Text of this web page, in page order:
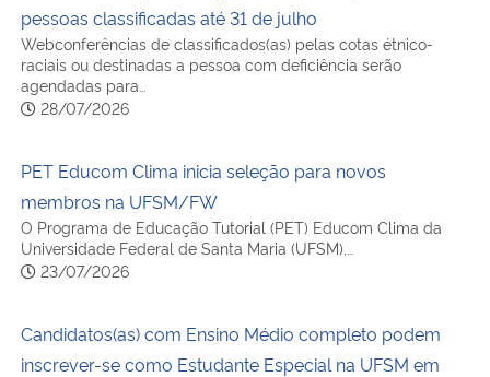
pessoas classificadas até 31 de julho
Webconferências de classificados(as) pelas cotas étnico-
raciais ou destinadas a pessoa com deficiência serão
agendadas para…
28/07/2026
PET Educom Clima inicia seleção para novos
membros na UFSM/FW
O Programa de Educação Tutorial (PET) Educom Clima da
Universidade Federal de Santa Maria (UFSM),…
23/07/2026
Candidatos(as) com Ensino Médio completo podem
inscrever-se como Estudante Especial na UFSM em